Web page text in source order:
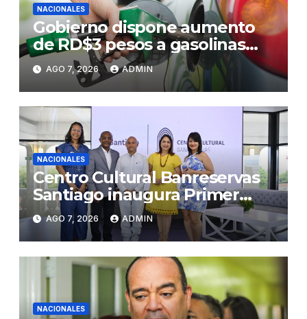
NACIONALES
Gobierno dispone aumento
de RD$3 pesos a gasolinas
premium y regular
AGO 7, 2026 ADMIN
NACIONALES
Centro Cultural Banreservas
Santiago inaugura Primer
Congreso de Artesanos de
Santiago
AGO 7, 2026 ADMIN
NACIONALES